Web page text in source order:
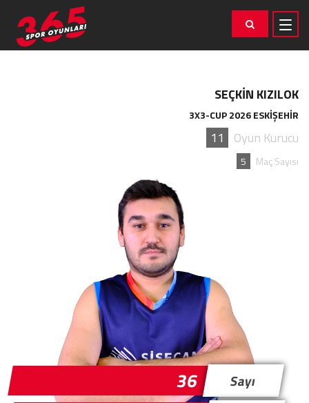
SEÇKİN KIZILOK
3X3-CUP 2026 ESKİŞEHİR
11 Oyun Kurucu
5 Maç Sayısı
36 Sayı